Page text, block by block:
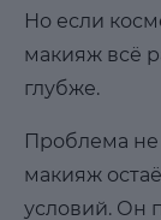
Но если
макияж всё
глубже.
Проблема не
макияж
условий. Он